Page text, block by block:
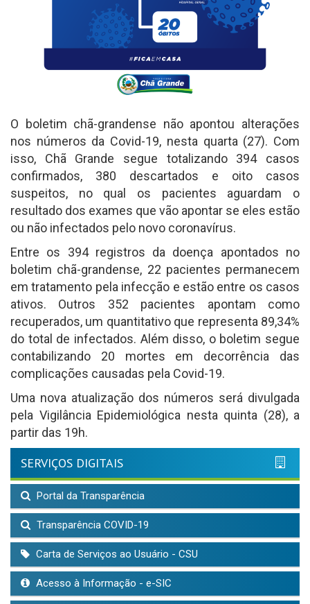
O boletim chã-grandense não apontou alterações
nos números da Covid-19, nesta quarta (27). Com
isso, Chã Grande segue totalizando 394 casos
confirmados, 380 descartados e oito casos
suspeitos, no qual os pacientes aguardam o
resultado dos exames que vão apontar se eles estão
ou não infectados pelo novo coronavírus.
Entre os 394 registros da doença apontados no
boletim chã-grandense, 22 pacientes permanecem
em tratamento pela infecção e estão entre os casos
ativos. Outros 352 pacientes apontam como
recuperados, um quantitativo que representa 89,34%
do total de infectados. Além disso, o boletim segue
contabilizando 20 mortes em decorrência das
complicações causadas pela Covid-19.
Uma nova atualização dos números será divulgada
pela Vigilância Epidemiológica nesta quinta (28), a
partir das 19h.
SERVIÇOS DIGITAIS
Portal da Transparência
Transparência COVID-19
Carta de Serviços ao Usuário - CSU
Acesso à Informação - e-SIC